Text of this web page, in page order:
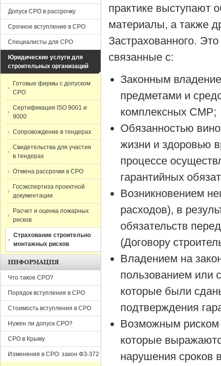
практике выступают
материалы, а также
Застрахованного.
связанные с:
Законным
предметами и
комплексных СМР;
Обязанностью
жизни и здоровью
процессе
гарантийных
Возникновением
расходов), в
обязательств
(Договору
Владением на
пользованием или
которые были
подтверждения
Возможным риском
которые
нарушения сроков
Допуск СРО в рассрочку
Срочное вступление в СРО
Специалисты для СРО
Юридические услуги для
строительных организаций
Готовые фирмы с допуском
СРО
Сертификация ISO 9001 и
9000
Сопровождение в тендерах
Свидетельства для участия
в тендерах
Отмена рассрочки в СРО
Госэкспертиза проектной
документации
Расчет и оценка пожарных
рисков
Страхование строительно
монтажных рисков
ИНФОРМАЦИЯ
Что такое СРО?
Порядок вступления в СРО
Стоимость вступления в СРО
Нужен ли допуск СРО?
СРО в Крыму
Изменения в СРО: закон ФЗ-372